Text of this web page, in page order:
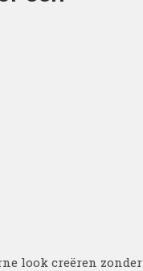
look creëren zonder